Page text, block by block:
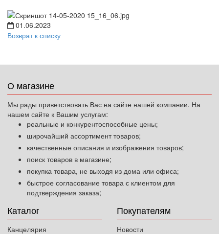
01.06.2023
Возврат к списку
О магазине
Мы рады приветствовать Вас на сайте нашей компании. На
нашем сайте к Вашим услугам:
реальные и конкурентоспособные цены;
широчайший ассортимент товаров;
качественные описания и изображения товаров;
поиск товаров в магазине;
покупка товара, не выходя из дома или офиса;
быстрое согласование товара с клиентом для
подтверждения заказа;
Каталог
Канцелярия
Покупателям
Новости